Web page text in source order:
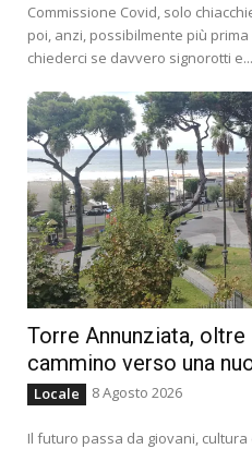
Commissione Covid, solo
poi, anzi, possibilmente più
chiederci se davvero signorotti e...
Torre Annunziata,
cammino verso una
Locale 8 Agosto 2026
Il futuro passa da giovani,